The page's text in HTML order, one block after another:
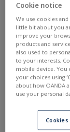
Cookie notice
We use cookies
little bit about you
improve your
products and
also used to
to your interests.
mobile device. You
your choices using
about how OANDA
use your personal